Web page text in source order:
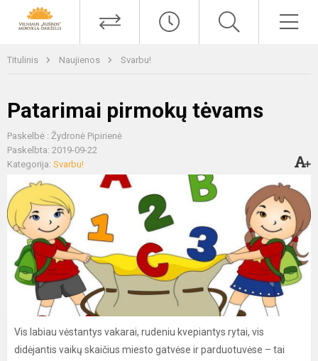
Titulinis Naujienos Svarbu!
Patarimai pirmokų tėvams
Paskelbė : Žydronė Pipirienė
Paskelbta: 2019-09-22
Kategorija: Svarbu!
Vis labiau vėstantys vakarai, rudeniu kvepiantys rytai, vis
didėjantis vaikų skaičius miesto gatvėse ir parduotuvėse – tai